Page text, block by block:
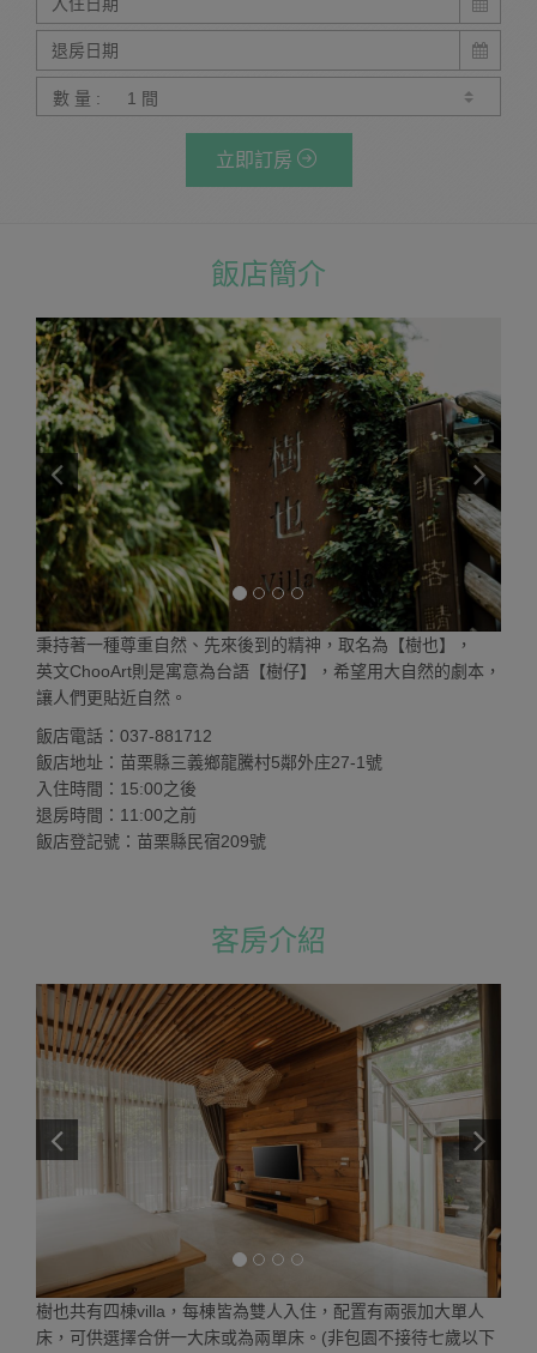
數 量 :
立即訂房
飯店簡介
秉持著一種尊重自然、先來後到的精神，取名為【樹也】，
英文ChooArt則是寓意為台語【樹仔】，希望用大自然的劇本，
讓人們更貼近自然。
飯店電話：037-881712
飯店地址：苗栗縣三義鄉龍騰村5鄰外庄27-1號
入住時間：15:00之後
退房時間：11:00之前
飯店登記號：苗栗縣民宿209號
客房介紹
樹也共有四棟villa，每棟皆為雙人入住，配置有兩張加大單人
床，可供選擇合併一大床或為兩單床。(非包園不接待七歲以下